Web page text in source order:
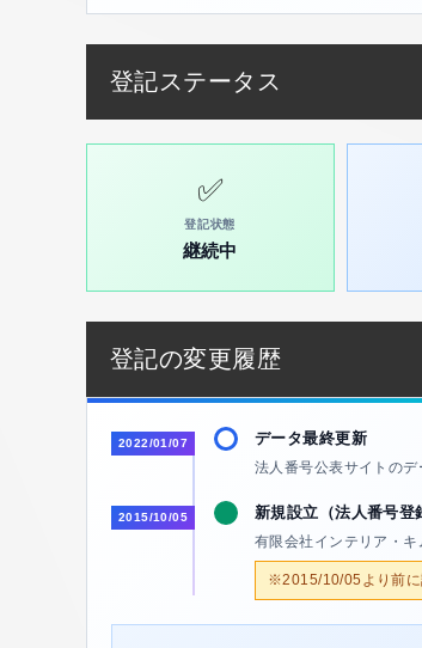
登記ステータス
✅
登記状態
継続中
登記の変更履歴
2022/01/07 データ最終更新
法人番号公表サイトのデ
2015/10/05 新規設立（法人番号登
有限会社インテリア・キ
※2015/10/05より前に